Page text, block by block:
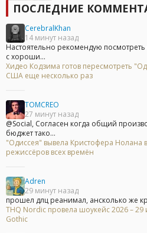
ПОСЛЕДНИЕ
CerebralKhan
14 минут назад
Настоятельно рекомендую
с хороши...
Хидео Кодзима готов пересмотреть
США еще несколько раз
TOMCREO
27 минут назад
@Social, Согласен когда общий
бюджет тако...
"Одиссея" вывела Кристофера Нолана
режиссёров всех времён
Adren
29 минут назад
прошел длц реанимал, ансколько же
THQ Nordic провела шоукейс 2026 – 29
Gothic